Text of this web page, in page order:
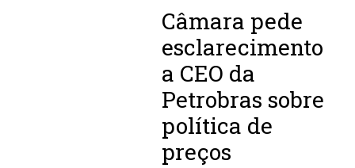
Câmara pede
esclarecimento
a CEO da
Petrobras sobre
política de
preços